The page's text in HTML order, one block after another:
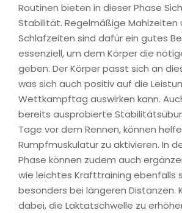
Routinen bieten in dieser Phase
Stabilität. Regelmäßige Mahlzeiten
Schlafzeiten sind dafür ein gutes
essenziell, um dem Körper die
geben. Der Körper passt sich an
was sich auch positiv auf die
Wettkampftag auswirken kann.
bereits ausprobierte
Tage vor dem Rennen, können
Rumpfmuskulatur zu aktivieren. In
Phase können zudem auch
wie leichtes Krafttraining ebenfalls
besonders bei längeren Distanzen.
dabei, die Laktatschwelle zu